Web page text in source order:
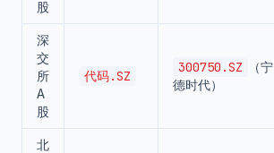
股
深
交
所
A
股
代码.SZ
300750.SZ
（宁
德时代）
北